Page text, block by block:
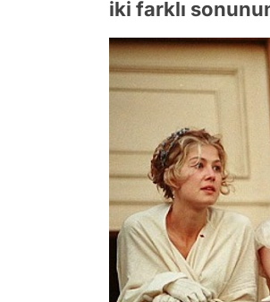
iki farklı